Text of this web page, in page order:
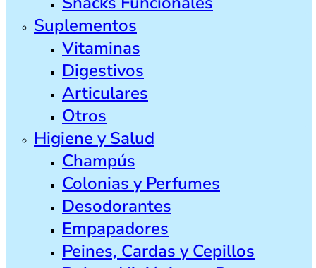
Suplementos
Vitaminas
Digestivos
Articulares
Otros
Higiene y Salud
Champús
Colonias y Perfumes
Desodorantes
Empapadores
Peines, Cardas y Cepillos